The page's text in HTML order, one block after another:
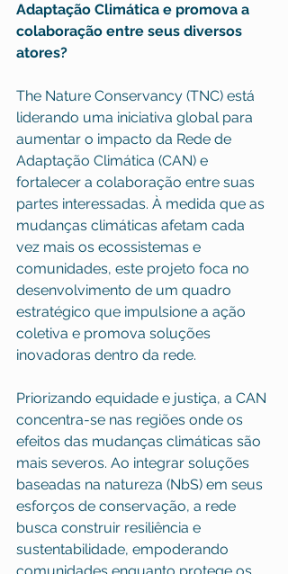
Adaptação Climática e promova a
colaboração entre seus diversos
atores?
The Nature Conservancy (TNC) está
liderando uma iniciativa global para
aumentar o impacto da Rede de
Adaptação Climática (CAN) e
fortalecer a colaboração entre suas
partes interessadas. À medida que as
mudanças climáticas afetam cada
vez mais os ecossistemas e
comunidades, este projeto foca no
desenvolvimento de um quadro
estratégico que impulsione a ação
coletiva e promova soluções
inovadoras dentro da rede.
Priorizando equidade e justiça, a CAN
concentra-se nas regiões onde os
efeitos das mudanças climáticas são
mais severos. Ao integrar soluções
baseadas na natureza (NbS) em seus
esforços de conservação, a rede
busca construir resiliência e
sustentabilidade, empoderando